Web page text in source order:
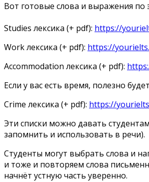
Вот готовые слова и выражения по
Studies лексика (+ pdf): https://
Work лексика (+ pdf): https://
Accommodation лексика (+ pdf):
Если у вас есть время, полезно
Crime лексика (+ pdf): https://
Эти списки можно давать
запомнить и использовать в речи).
Студенты могут выбрать слова и
и тоже и повторяем слова
начнёт устную часть уверенно.